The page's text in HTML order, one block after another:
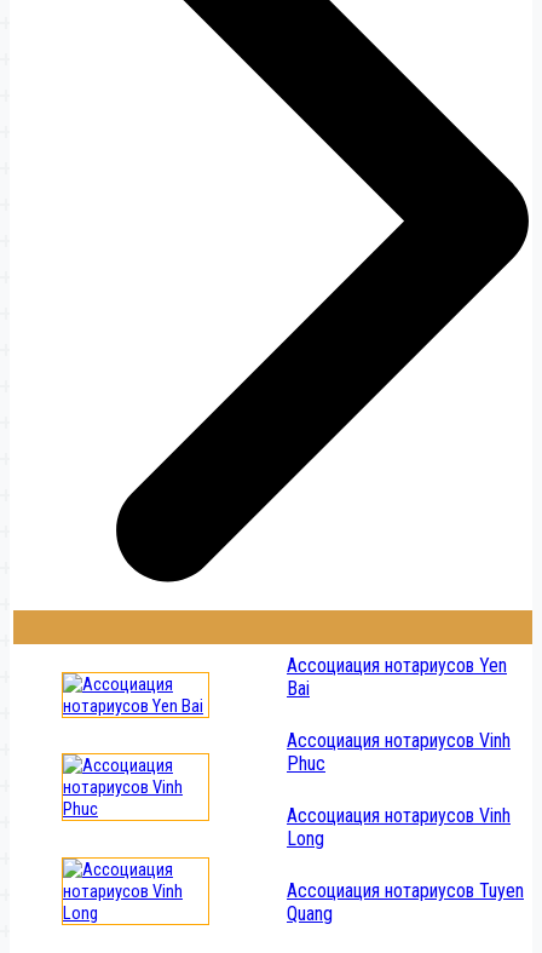
Ассоциация нотариусов Yen
Bai
Ассоциация нотариусов Vinh
Phuc
Ассоциация нотариусов Vinh
Long
Ассоциация нотариусов Tuyen
Quang